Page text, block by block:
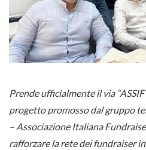
Prende ufficialmente il via
progetto promosso dal gruppo
– Associazione Italiana
rafforzare la rete dei fundraiser